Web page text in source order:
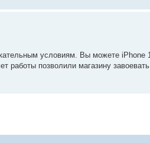
условиям. Вы можете iPhone
работы позволили магазину